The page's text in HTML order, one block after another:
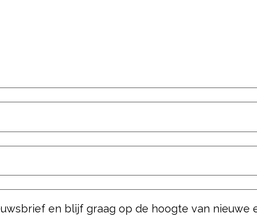
en blijf graag op de hoogte van nieuwe